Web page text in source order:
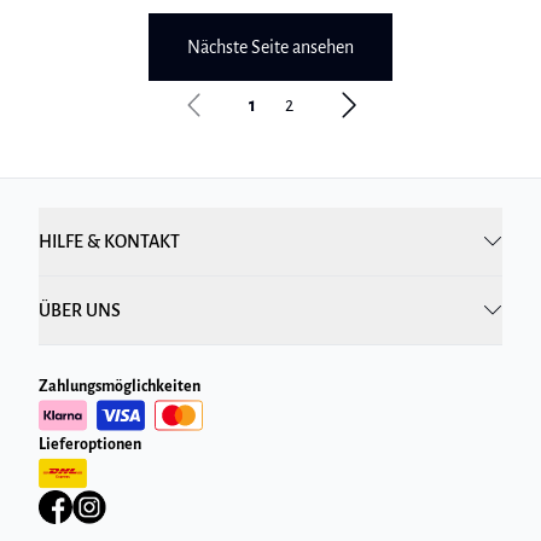
Nächste Seite ansehen
1 2
HILFE & KONTAKT
ÜBER UNS
Zahlungsmöglichkeiten
Lieferoptionen